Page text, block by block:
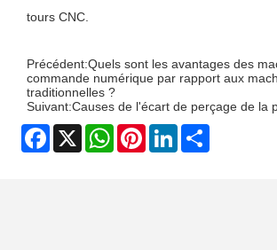
tours CNC.
Précédent:Quels sont les avantages des
commande numérique par rapport aux
traditionnelles ?
Suivant:Causes de l'écart de perçage de la
Facebook
X WhatsAppPinterestLinkedIn